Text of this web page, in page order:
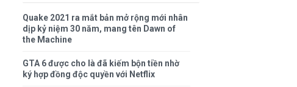
Quake 2021 ra mắt bản mở rộng mới nhân
dịp kỷ niệm 30 năm, mang tên Dawn of
the Machine
GTA 6 được cho là đã kiếm bộn tiền nhờ
ký hợp đồng độc quyền với Netflix